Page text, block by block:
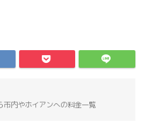
市内やホイアンへの料金一覧